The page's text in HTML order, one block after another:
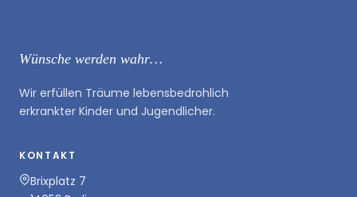
Wünsche werden wahr…
Wir erfüllen Träume lebensbedrohlich
erkrankter Kinder und Jugendlicher.
KONTAKT
Brixplatz 7